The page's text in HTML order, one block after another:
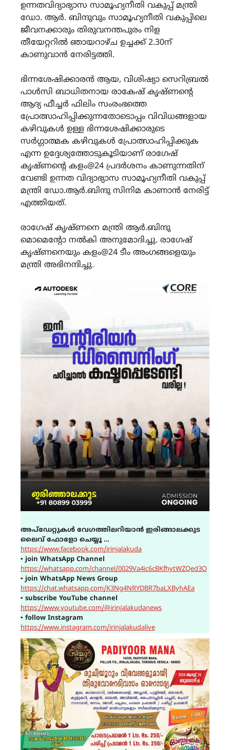
ഉന്നതവിദ്യാഭ്യാസ സാമൂഹ്യനീതി വകുപ്പ് മന്ത്രി
ഡോ. ആർ. ബിന്ദുവും സാമൂഹ്യനീതി വകുപ്പിലെ
ജീവനക്കാരും തിരുവനന്തപുരം നിള
തീയേറ്ററിൽ ഞായറാഴ്ച ഉച്ചക്ക് 2.30ന്
കാണുവാൻ നേരിട്ടത്തി.
ഭിന്നശേഷിക്കാരൻ ആയ, വിശിഷ്യാ സെറിബ്രൽ
പാൾസി ബാധിതനായ രാകേഷ് കൃഷ്ണന്റെ
ആദ്യ ഫീച്ചർ ഫിലിം സംരംഭത്തെ
പ്രോത്സാഹിപ്പിക്കുന്നതോടൊപ്പം വിവിധങ്ങളായ
കഴിവുകൾ ഉള്ള ഭിന്നശേഷിക്കാരുടെ
സർഗ്ഗാത്മക കഴിവുകൾ പ്രോത്സാഹിപ്പിക്കുക
എന്ന ഉദ്ദേശ്യത്തോടുകൂടിയാണ് രാഗേഷ്
കൃഷ്ണന്റെ കളം@24 പ്രദർശനം കാണുന്നതിന്
വേണ്ടി ഉന്നത വിദ്യാഭ്യാസ സാമൂഹ്യനീതി വകുപ്പ്
മന്ത്രി ഡോ.ആർ.ബിന്ദു സിനിമ കാണാൻ നേരിട്ട്
എത്തിയത്.
രാഗേഷ് കൃഷ്ണനെ മന്ത്രി ആർ.ബിന്ദു
മൊമെന്റോ നൽകി അനുമോദിച്ചു. രാഗേഷ്
കൃഷ്ണനെയും കളം@24 ടീം അംഗങ്ങളെയും
മന്ത്രി അഭിനന്ദിച്ചു.
അപ്ഡേറ്റുകൾ വേഗത്തിലറിയാൻ ഇരിങ്ങാലക്കുട
ലൈവ് ഫോളോ ചെയ്യൂ …
https://www.facebook.com/irinjalakuda
▪join WhatsApp Channel
https://whatsapp.com/channel/0029Va4ic6cBKfhytWZQed3O
▪join WhatsApp News Group
https://chat.whatsapp.com/K3Ng4NRYDBR7baLXByhAEa
▪ subscribe YouTube channel
https://www.youtube.com/@irinjalakudanews
▪ follow Instagram
https://www.instagram.com/irinjalakudalive